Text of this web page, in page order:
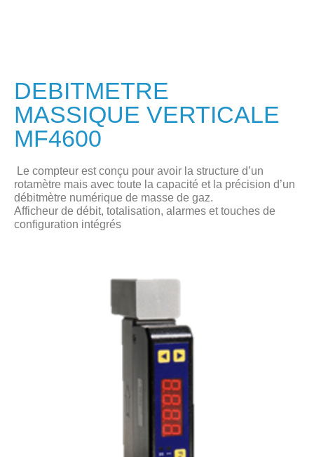
DEBITMETRE
MASSIQUE VERTICALE
MF4600
Le compteur est conçu pour avoir la structure d’un
rotamètre mais avec toute la capacité et la précision d’un
débitmètre numérique de masse de gaz.
Afficheur de débit, totalisation, alarmes et touches de
configuration intégrés